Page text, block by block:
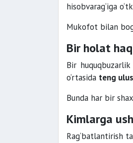
hisobvarag‘iga
Mukofot bilan
Bir holat
Bir
o‘rtasida teng
Bunda har bir
Kimlarga
Rag‘batlantirish